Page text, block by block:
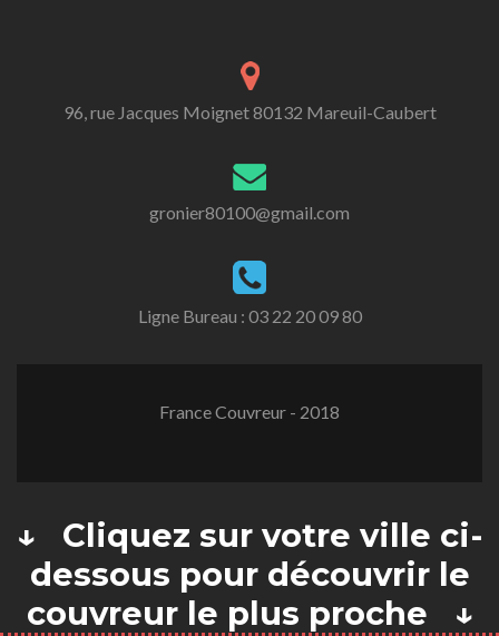
96, rue Jacques Moignet 80132 Mareuil-Caubert
gronier80100@gmail.com
Ligne Bureau : 03 22 20 09 80
France Couvreur - 2018
↓ Cliquez sur votre ville ci-
dessous pour découvrir le
couvreur le plus proche ↓